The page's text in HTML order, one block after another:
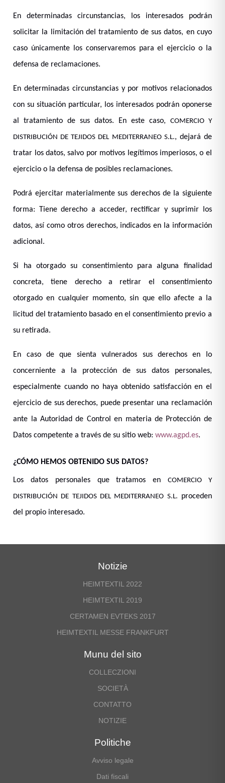
En determinadas circunstancias, los interesados podrán
solicitar la limitación del tratamiento de sus datos, en cuyo
caso únicamente los conservaremos para el ejercicio o la
defensa de reclamaciones.
En determinadas circunstancias y por motivos relacionados
con su situación particular, los interesados podrán oponerse
al tratamiento de sus datos. En este caso, COMERCIO Y
DISTRIBUCIÓN DE TEJIDOS DEL MEDITERRANEO S.L., dejará de
tratar los datos, salvo por motivos legítimos imperiosos, o el
ejercicio o la defensa de posibles reclamaciones.
Podrá ejercitar materialmente sus derechos de la siguiente
forma: Tiene derecho a acceder, rectificar y suprimir los
datos, así como otros derechos, indicados en la información
adicional.
Si ha otorgado su consentimiento para alguna finalidad
concreta, tiene derecho a retirar el consentimiento
otorgado en cualquier momento, sin que ello afecte a la
licitud del tratamiento basado en el consentimiento previo a
su retirada.
En caso de que sienta vulnerados sus derechos en lo
concerniente a la protección de sus datos personales,
especialmente cuando no haya obtenido satisfacción en el
ejercicio de sus derechos, puede presentar una reclamación
ante la Autoridad de Control en materia de Protección de
Datos competente a través de su sitio web:www.agpd.es.
¿CÓMO HEMOS OBTENIDO SUS DATOS?
Los datos personales que tratamos en COMERCIO Y
DISTRIBUCIÓN DE TEJIDOS DEL MEDITERRANEO S.L. proceden
del propio interesado.
Notizie
HEIMTEXTIL 2022
HEIMTEXTIL 2019
CERTAMEN EVTEKS 2017
HEIMTEXTIL MESSE FRANKFURT
Munu del sito
COLLECZIONI
SOCIETÀ
CONTATTO
NOTIZIE
Politiche
Avviso legale
Dati fiscali